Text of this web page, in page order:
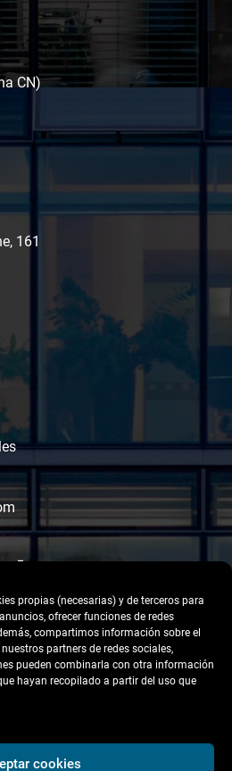
propias (necesarias) y de terceros para
ofrecer funciones de redes
compartimos información sobre el
partners de redes sociales,
pueden combinarla con otra información
hayan recopilado a partir del uso que
cookies
CN)
161
Copyright © 2026 Kernel